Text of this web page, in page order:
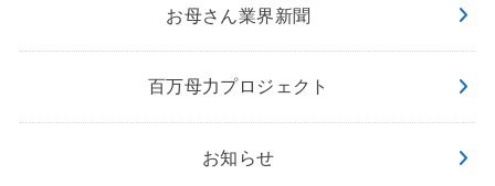
お母さん業界新聞
百万母力プロジェクト
お知らせ